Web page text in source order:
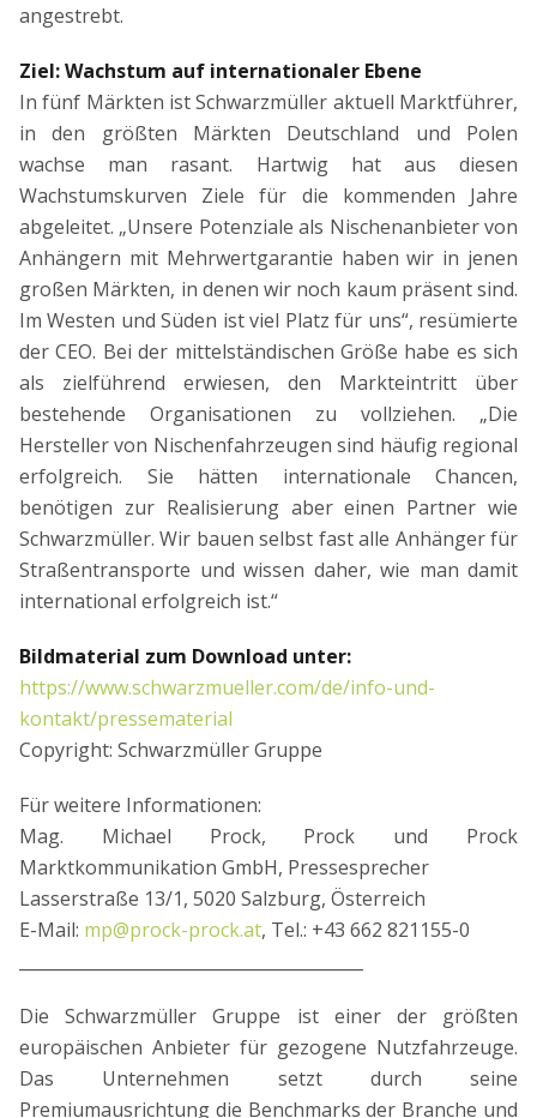
angestrebt.
Ziel: Wachstum auf internationaler Ebene
In fünf Märkten ist Schwarzmüller aktuell Marktführer,
in den größten Märkten Deutschland und Polen
wachse man rasant. Hartwig hat aus diesen
Wachstumskurven Ziele für die kommenden Jahre
abgeleitet. „Unsere Potenziale als Nischenanbieter von
Anhängern mit Mehrwertgarantie haben wir in jenen
großen Märkten, in denen wir noch kaum präsent sind.
Im Westen und Süden ist viel Platz für uns“, resümierte
der CEO. Bei der mittelständischen Größe habe es sich
als zielführend erwiesen, den Markteintritt über
bestehende Organisationen zu vollziehen. „Die
Hersteller von Nischenfahrzeugen sind häufig regional
erfolgreich. Sie hätten internationale Chancen,
benötigen zur Realisierung aber einen Partner wie
Schwarzmüller. Wir bauen selbst fast alle Anhänger für
Straßentransporte und wissen daher, wie man damit
international erfolgreich ist.“
Bildmaterial zum Download unter:
https://www.schwarzmueller.com/de/info-und-
kontakt/pressematerial
Copyright: Schwarzmüller Gruppe
Für weitere Informationen:
Mag. Michael Prock, Prock und Prock
Marktkommunikation GmbH, Pressesprecher
Lasserstraße 13/1, 5020 Salzburg, Österreich
E-Mail: mp@prock-prock.at, Tel.: +43 662 821155-0
Die Schwarzmüller Gruppe ist einer der größten
europäischen Anbieter für gezogene Nutzfahrzeuge.
Das Unternehmen setzt durch seine
Premiumausrichtung die Benchmarks der Branche und